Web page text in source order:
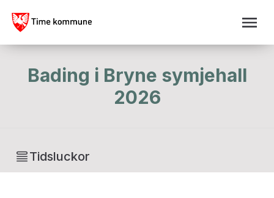
Bading i Bryne symjehall
2026
Tidsluckor